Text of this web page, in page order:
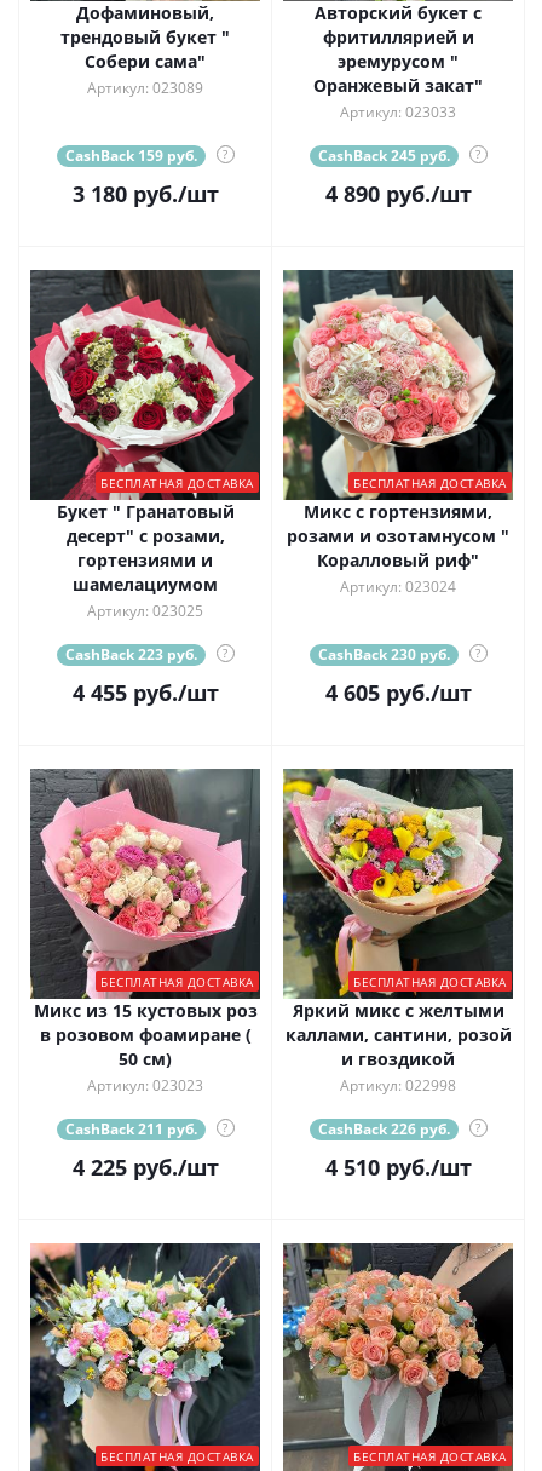
Дофаминовый,
трендовый букет "
Собери сама"
Артикул: 023089
CashBack 159 руб. ?
3 180руб./шт
Авторский букет с
фритиллярией и
эремурусом "
Оранжевый закат"
Артикул: 023033
CashBack 245 руб. ?
4 890руб./шт
БЕСПЛАТНАЯ ДОСТАВКА
Букет " Гранатовый
десерт" с розами,
гортензиями и
шамелациумом
Артикул: 023025
CashBack 223 руб. ?
4 455руб./шт
БЕСПЛАТНАЯ ДОСТАВКА
Микс с гортензиями,
розами и озотамнусом "
Коралловый риф"
Артикул: 023024
CashBack 230 руб. ?
4 605руб./шт
БЕСПЛАТНАЯ ДОСТАВКА
Микс из 15 кустовых роз
в розовом фоамиране (
50 см)
Артикул: 023023
CashBack 211 руб. ?
4 225руб./шт
БЕСПЛАТНАЯ ДОСТАВКА
Яркий микс с желтыми
каллами, сантини, розой
и гвоздикой
Артикул: 022998
CashBack 226 руб. ?
4 510руб./шт
БЕСПЛАТНАЯ ДОСТАВКА БЕСПЛАТНАЯ ДОСТАВКА